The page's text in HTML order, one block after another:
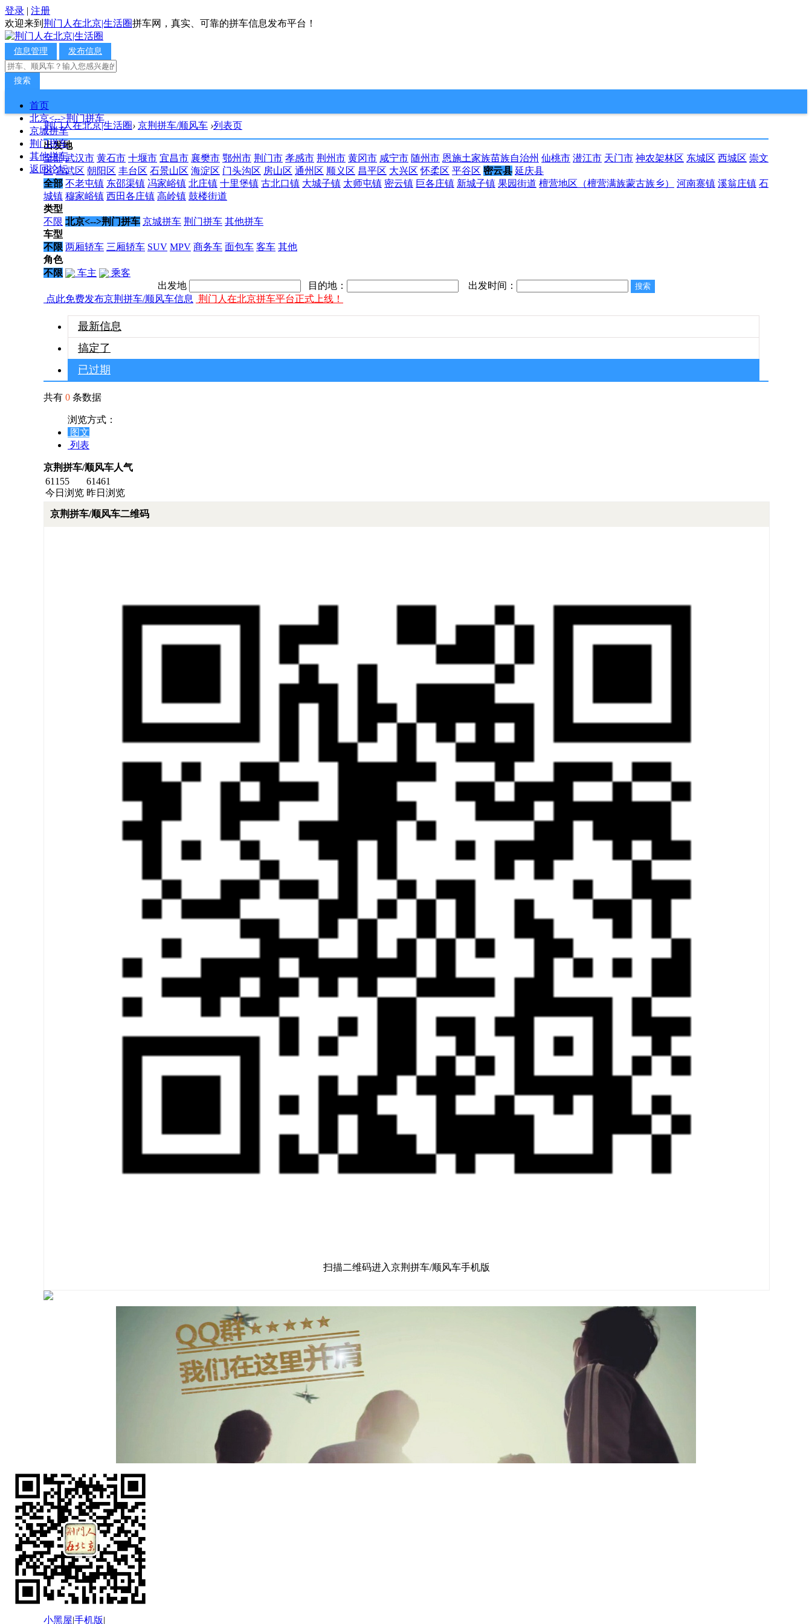
登录 | 注册
欢迎来到 荆门人在北京|生活圈拼车网，真实、可靠的拼车信息发布平台！
信息管理 发布信息
搜索
首页
北京<-->荆门拼车
京城拼车
荆门拼车
其他拼车
返回论坛
荆门人在北京|生活圈› 京荆拼车/顺风车 ›列表页
出发地
全部 武汉市 黄石市 十堰市 宜昌市 襄樊市 鄂州市 荆门市 孝感市 荆州市 黄冈市 咸宁市 随州市 恩施土家族苗族自治州 仙桃市 潜江市 天门市 神农架林区 东城区 西城区 崇文
区 宣武区 朝阳区 丰台区 石景山区 海淀区 门头沟区 房山区 通州区 顺义区 昌平区 大兴区 怀柔区 平谷区 密云县 延庆县
全部 不老屯镇 东邵渠镇 冯家峪镇 北庄镇 十里堡镇 古北口镇 大城子镇 太师屯镇 密云镇 巨各庄镇 新城子镇 果园街道 檀营地区（檀营满族蒙古族乡） 河南寨镇 溪翁庄镇 石
城镇 穆家峪镇 西田各庄镇 高岭镇 鼓楼街道
类型
不限 北京<-->荆门拼车 京城拼车 荆门拼车 其他拼车
车型
不限 两厢轿车 三厢轿车 SUV MPV 商务车 面包车 客车 其他
角色
不限
车主
乘客
出发地
目的地：
出发时间：
点此免费发布京荆拼车/顺风车信息 荆门人在北京拼车平台正式上线！
最新信息
搞定了
已过期
共有 0 条数据
浏览方式：
图文
列表
京荆拼车/顺风车人气
61155
今日浏览
61461
昨日浏览
京荆拼车/顺风车二维码
扫描二维码进入京荆拼车/顺风车手机版
小黑屋|手机版|